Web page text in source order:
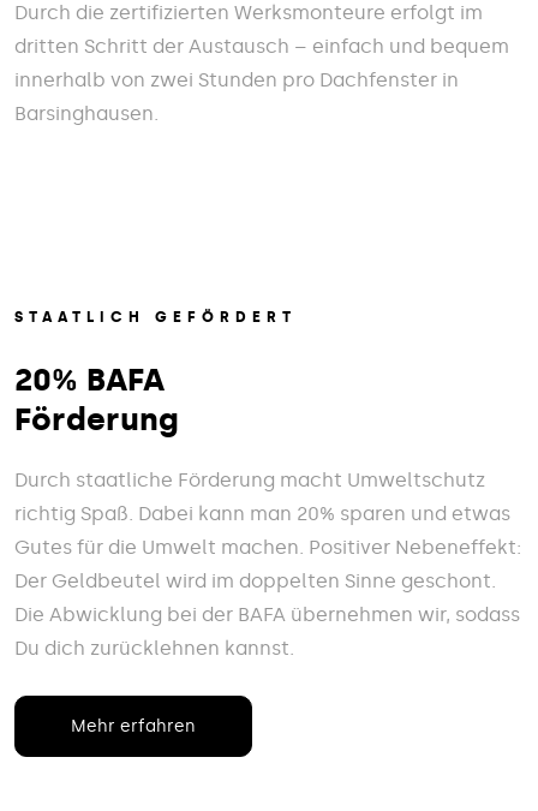
Durch die zertifizierten Werksmonteure erfolgt im
dritten Schritt der Austausch – einfach und bequem
innerhalb von zwei Stunden pro Dachfenster in
Barsinghausen.
STAATLICH GEFÖRDERT
20% BAFA
Förderung
Durch staatliche Förderung macht Umweltschutz
richtig Spaß. Dabei kann man 20% sparen und etwas
Gutes für die Umwelt machen. Positiver Nebeneffekt:
Der Geldbeutel wird im doppelten Sinne geschont.
Die Abwicklung bei der BAFA übernehmen wir, sodass
Du dich zurücklehnen kannst.
Mehr erfahren